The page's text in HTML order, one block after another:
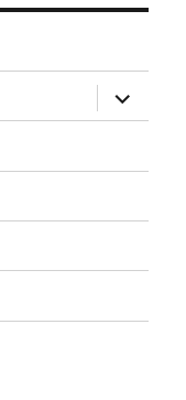
ouvrir
le
sous-